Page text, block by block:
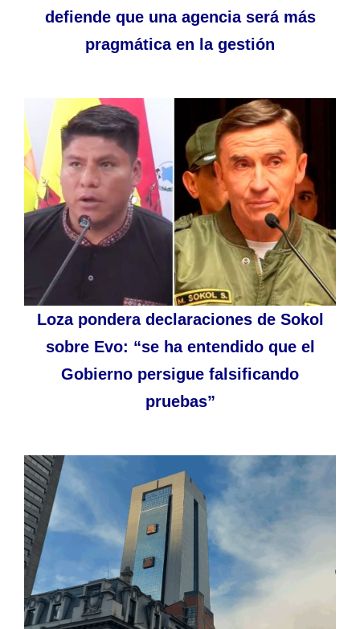
defiende que una agencia será más
pragmática en la gestión
Loza pondera declaraciones de Sokol
sobre Evo: “se ha entendido que el
Gobierno persigue falsificando
pruebas”